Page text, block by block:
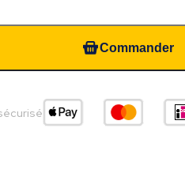
Commander